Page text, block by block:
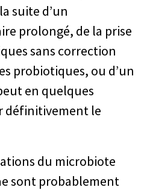
suite d’un
prolongé, de la prise
sans correction
probiotiques, ou d’un
en quelques
définitivement le
du microbiote
sont probablement